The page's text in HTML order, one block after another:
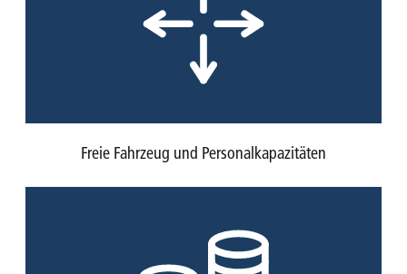
Freie Fahrzeug und Personalkapazitäten